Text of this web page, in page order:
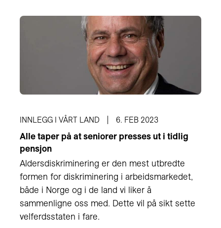
INNLEGG I VÅRT LAND 6. FEB 2023
Alle taper på at seniorer presses ut i tidlig
pensjon
Aldersdiskriminering er den mest utbredte
formen for diskriminering i arbeidsmarkedet,
både i Norge og i de land vi liker å
sammenligne oss med. Dette vil på sikt sette
velferdsstaten i fare.